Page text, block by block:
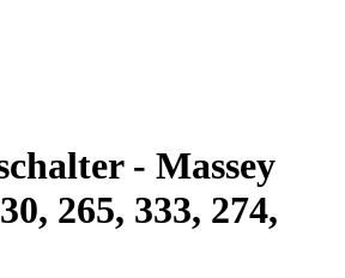
- Massey
265, 333, 274,